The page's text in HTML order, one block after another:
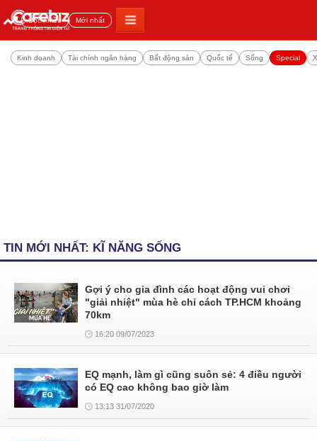
Đọc nhiều Mới nhất
Kinh doanh Tài chính ngân hàng Bất động sản Quốc tế Sống Special
TIN MỚI NHẤT: KĨ NĂNG SỐNG
Gợi ý cho gia đình các hoạt động vui chơi
"giải nhiệt" mùa hè chỉ cách TP.HCM khoảng
70km
16:20 09/07/2023
EQ mạnh, làm gì cũng suôn sẻ: 4 điều người
có EQ cao không bao giờ làm
13:13 31/07/2020